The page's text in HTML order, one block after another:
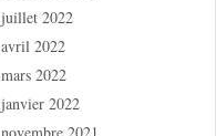
juillet 2022
avril 2022
mars 2022
janvier 2022